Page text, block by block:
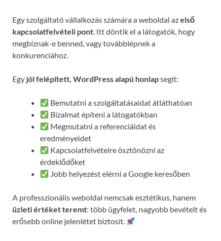
Egy szolgáltató vállalkozás számára a weboldal azelső
kapcsolatfelvételi pont. Itt döntik el a látogatók, hogy
megbíznak-e benned, vagy továbblépnek a
konkurenciához.
Egy jól felépített, WordPress alapú honlapsegít:
Bemutatni a szolgáltatásaidat átláthatóan
Bizalmat építeni a látogatókban
Megmutatni a referenciáidat és
eredményeidet
Kapcsolatfelvételre ösztönözni az
érdeklődőket
Jobb helyezést elérni a Google keresőben
A professzionális weboldal nemcsak esztétikus, hanem
üzleti értéket teremt: több ügyfelet, nagyobb bevételt és
erősebb online jelenlétet biztosít.